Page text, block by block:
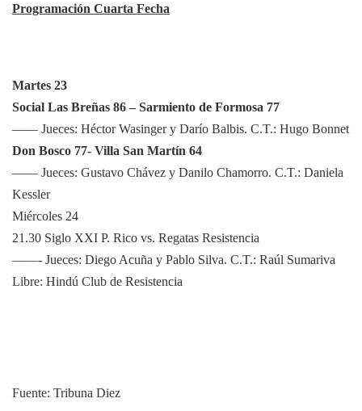
Programación Cuarta Fecha
Martes 23
Social Las Breñas 86 – Sarmiento de Formosa 77
—— Jueces: Héctor Wasinger y Darío Balbis. C.T.: Hugo Bonnet
Don Bosco 77- Villa San Martín 64
—— Jueces: Gustavo Chávez y Danilo Chamorro. C.T.: Daniela
Kessler
Miércoles 24
21.30 Siglo XXI P. Rico vs. Regatas Resistencia
——- Jueces: Diego Acuña y Pablo Silva. C.T.: Raúl Sumariva
Libre: Hindú Club de Resistencia
Fuente: Tribuna Diez